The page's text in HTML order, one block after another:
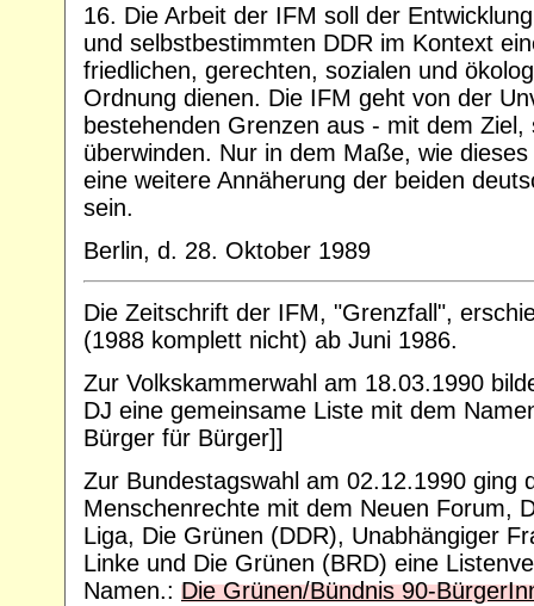
16. Die Arbeit der IFM soll der
und selbstbestimmten DDR im Kontext
friedlichen, gerechten, sozialen und
Ordnung dienen. Die IFM geht von der
bestehenden Grenzen aus - mit dem Ziel,
überwinden. Nur in dem Maße, wie
eine weitere Annäherung der beiden
sein.
Berlin, d. 28. Oktober 1989
Die Zeitschrift der IFM, "Grenzfall",
(1988 komplett nicht) ab Juni 1986.
Zur Volkskammerwahl am 18.03.1990
DJ eine gemeinsame Liste mit dem
Bürger für Bürger]]
Zur Bundestagswahl am 02.12.1990 ging
Menschenrechte mit dem Neuen Forum,
Liga, Die Grünen (DDR), Unabhängiger
Linke und Die Grünen (BRD) eine
Namen.: Die Grünen/Bündnis 90-